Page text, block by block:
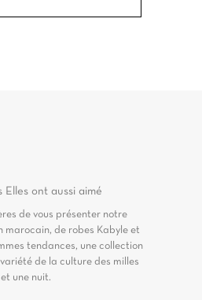
Elles ont aussi aimé
de vous présenter notre
marocain, de robes Kabyle et
tendances, une collection
de la culture des milles
et une nuit.